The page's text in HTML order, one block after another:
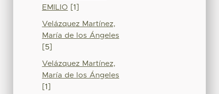
EMILIO [1]
Velázquez Martínez,
María de los Ángeles
[5]
Velázquez Martínez,
María de los Ángeles
[1]